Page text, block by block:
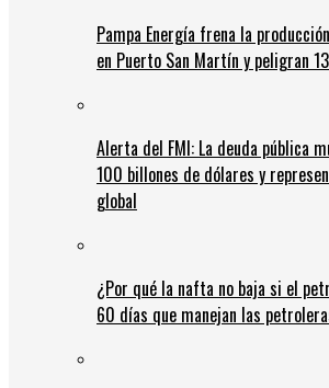
Pampa Energía frena la
en Puerto San Martín y peligran
Alerta del FMI: La deuda pública
100 billones de dólares y
global
¿Por qué la nafta no baja si el
60 días que manejan las